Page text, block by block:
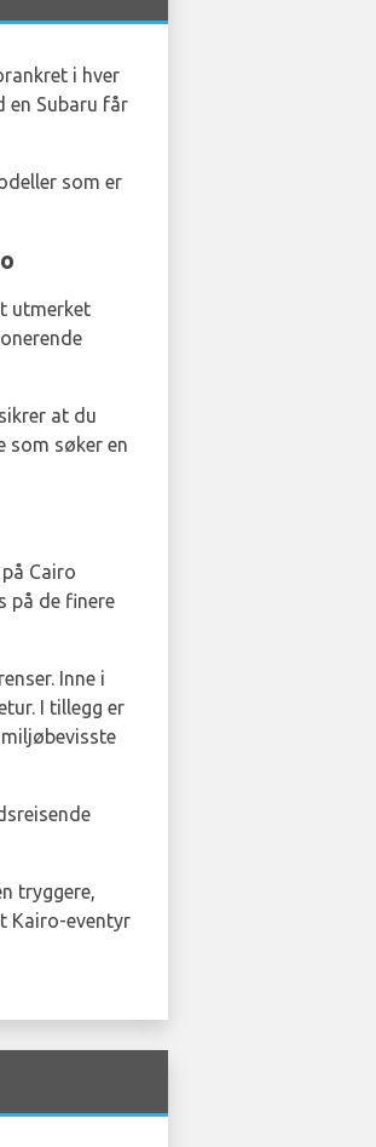
i hver
en Subaru får
som er
utmerket
at du
som søker en
Cairo
på de finere
Inne i
I tillegg er
tryggere,
Kairo-eventyr